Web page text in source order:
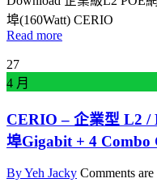
埠(160Watt) CERIO
Read more
27
4 月
CERIO – 企業型 L2 /
埠Gigabit + 4 Combo
By Yeh Jacky Comments